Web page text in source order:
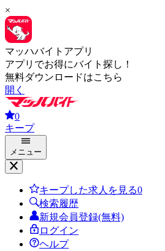
×
マッハバイトアプリ
アプリでお得にバイト探し！
無料ダウンロードはこちら
開く
0
キープ
メニュー
キープした求人を見る0
検索履歴
新規会員登録(無料)
ログイン
ヘルプ